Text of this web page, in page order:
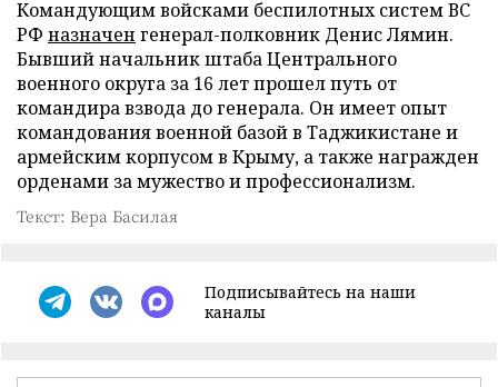
Командующим войсками беспилотных систем ВС
РФ назначен генерал-полковник Денис Лямин.
Бывший начальник штаба Центрального
военного округа за 16 лет прошел путь от
командира взвода до генерала. Он имеет опыт
командования военной базой в Таджикистане и
армейским корпусом в Крыму, а также награжден
орденами за мужество и профессионализм.
Текст: Вера Басилая
Подписывайтесь на наши
каналы